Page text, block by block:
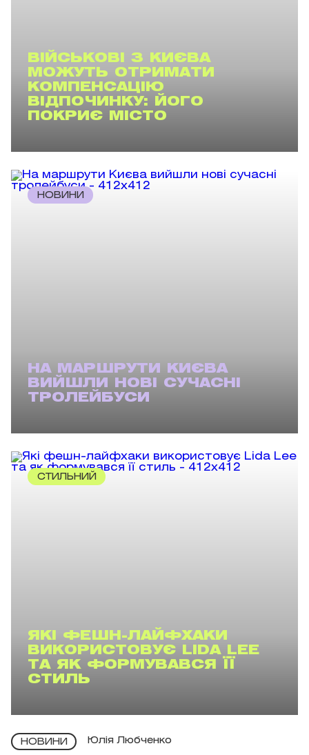
ВІЙСЬКОВІ З КИЄВА
МОЖУТЬ ОТРИМАТИ
КОМПЕНСАЦІЮ
ВІДПОЧИНКУ: ЙОГО
ПОКРИЄ МІСТО
НОВИНИ
НА МАРШРУТИ КИЄВА
ВИЙШЛИ НОВІ СУЧАСНІ
ТРОЛЕЙБУСИ
СТИЛЬНИЙ
ЯКІ ФЕШН-ЛАЙФХАКИ
ВИКОРИСТОВУЄ LIDA LEE
ТА ЯК ФОРМУВАВСЯ ЇЇ
СТИЛЬ
НОВИНИ Юлія Любченко